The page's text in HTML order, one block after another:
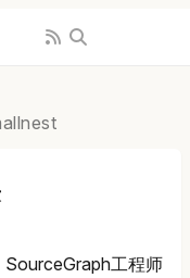
SourceGraph工程师